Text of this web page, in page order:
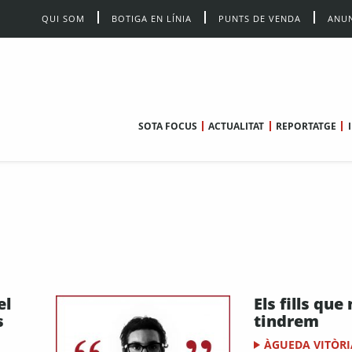
QUI SOM BOTIGA EN LÍNIA PUNTS DE VENDA
SOTA FOCUS ACTUALITAT REPORTATGE
Els fills que
tindrem
ÀGUEDA